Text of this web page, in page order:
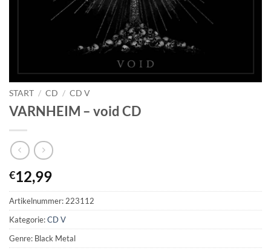
START / CD / CD V
VARNHEIM – void CD
€12,99
Artikelnummer:223112
Kategorie:CD V
Genre: Black Metal